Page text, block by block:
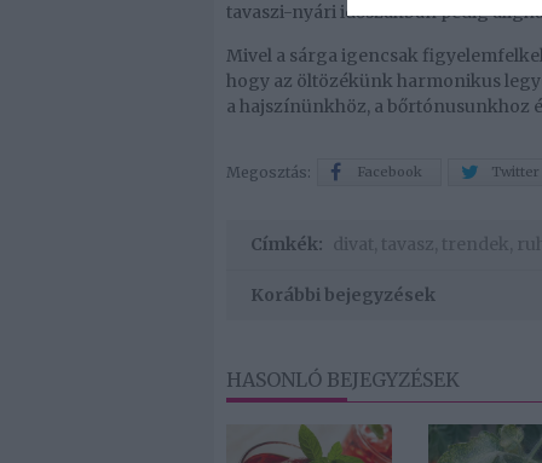
tavaszi-nyári időszakban pedig
Mivel a sárga igencsak
hogy az öltözékünk harmonikus
a hajszínünkhöz, a bőrtónusunkhoz
Megosztás: Facebook Twitter
Címkék: divat tavasz trendek
Korábbi bejegyzések
HASONLÓ BEJEGYZÉSEK